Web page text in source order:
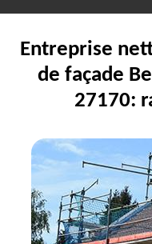
Entreprise
de façade
27170: